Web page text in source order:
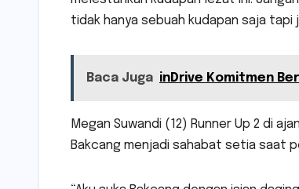
tidak hanya sebuah kudapan saja tapi
Baca Juga inDrive Komitmen
Megan Suwandi (12) Runner Up 2 di
Bakcang menjadi sahabat setia saat